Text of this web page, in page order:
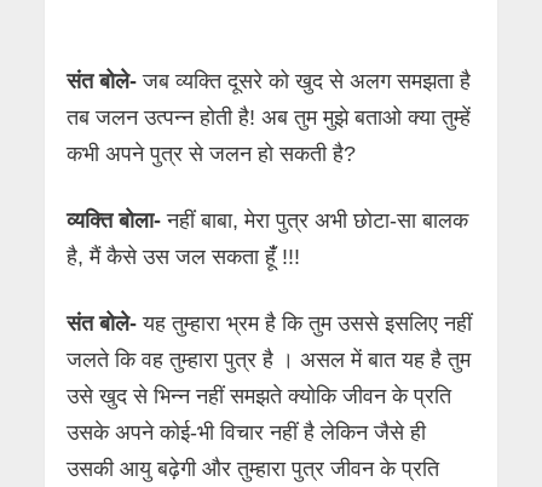
संत बोले- जब व्यक्ति दूसरे को खुद से अलग समझता है
तब जलन उत्पन्न होती है! अब तुम मुझे बताओ क्या तुम्हें
कभी अपने पुत्र से जलन हो सकती है?
व्यक्ति बोला- नहीं बाबा, मेरा पुत्र अभी छोटा-सा बालक
है, मैं कैसे उस जल सकता हूंँ !!!
संत बोले- यह तुम्हारा भ्रम है कि तुम उससे इसलिए नहीं
जलते कि वह तुम्हारा पुत्र है । असल में बात यह है तुम
उसे खुद से भिन्न नहीं समझते क्योकि जीवन के प्रति
उसके अपने कोई-भी विचार नहीं है लेकिन जैसे ही
उसकी आयु बढ़ेगी और तुम्हारा पुत्र जीवन के प्रति